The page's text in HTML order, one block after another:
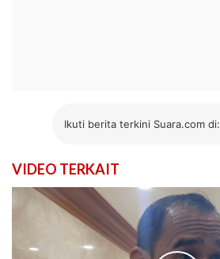
Ikuti berita terkini Suara.com di:
VIDEO TERKAIT